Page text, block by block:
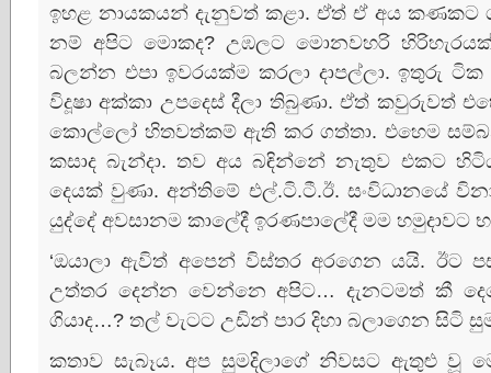
ඉහළ නායකයන් දැනුවත් කළා. ඒත් ඒ අය කණකට
නම් අපිට මොකද? උඹලට මොනවහරි
බලන්න එපා ඉවරයක්‌ම කරලා දාපල්ලා. ඉතුරු
විදූෂා අක්‌කා උපදෙස්‌ දීලා තිබුණා. ඒත් කවුරුවත්
කොල්ලෝ හිතවත්කම් ඇති කර ගත්තා. එහෙම
කසාද බැන්දා. තව අය බඳින්නේ නැතුව එකට
දෙයක්‌ වුණා. අන්තිමේ එල්.ටි.ටී.ඊ. සංවිධානයේ
යුද්දේ අවසානම කාලේදී ඉරණපාලේදී මම හමුදාවට
‘ඔයාලා ඇවිත් අපෙන් විස්‌තර අරගෙන යයි. ඊට
උත්තර දෙන්න වෙන්නෙ අපිට… දැනටමත් කී
ගියාද…? තල් වැටට උඩින් පාර දිහා බලාගෙන සිටි
කතාව සැබෑය. අප සුමදිලාගේ නිවසට ඇතුළු